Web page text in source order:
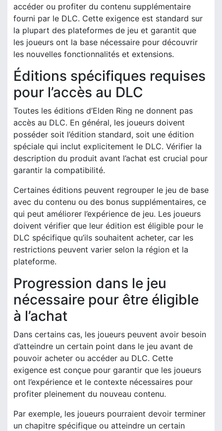
accéder ou profiter du contenu supplémentaire
fourni par le DLC. Cette exigence est standard sur
la plupart des plateformes de jeu et garantit que
les joueurs ont la base nécessaire pour découvrir
les nouvelles fonctionnalités et extensions.
Éditions spécifiques requises
pour l’accès au DLC
Toutes les éditions d’Elden Ring ne donnent pas
accès au DLC. En général, les joueurs doivent
posséder soit l’édition standard, soit une édition
spéciale qui inclut explicitement le DLC. Vérifier la
description du produit avant l’achat est crucial pour
garantir la compatibilité.
Certaines éditions peuvent regrouper le jeu de base
avec du contenu ou des bonus supplémentaires, ce
qui peut améliorer l’expérience de jeu. Les joueurs
doivent vérifier que leur édition est éligible pour le
DLC spécifique qu’ils souhaitent acheter, car les
restrictions peuvent varier selon la région et la
plateforme.
Progression dans le jeu
nécessaire pour être éligible
à l’achat
Dans certains cas, les joueurs peuvent avoir besoin
d’atteindre un certain point dans le jeu avant de
pouvoir acheter ou accéder au DLC. Cette
exigence est conçue pour garantir que les joueurs
ont l’expérience et le contexte nécessaires pour
profiter pleinement du nouveau contenu.
Par exemple, les joueurs pourraient devoir terminer
un chapitre spécifique ou atteindre un certain